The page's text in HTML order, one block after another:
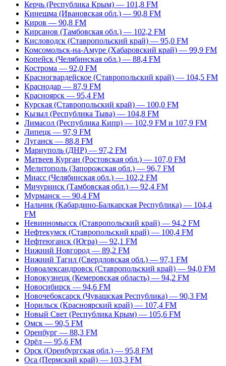
Керчь (Республика Крым) — 101,8 FM
Кинешма (Ивановская обл.) — 90,8 FM
Киров — 90,8 FM
Кирсанов (Тамбовская обл.) — 102,2 FM
Кисловодск (Ставропольский край) — 95,0 FM
Комсомольск-на-Амуре (Хабаровский край) — 99,9 FM
Копейск (Челябинская обл.) — 88,4 FM
Кострома — 92,0 FM
Красногвардейское (Ставропольский край) — 104,5 FM
Краснодар — 87,9 FM
Красноярск — 95,4 FM
Курская (Ставропольский край) — 100,0 FM
Кызыл (Республика Тыва) — 104,8 FM
Лимасол (Республика Кипр) — 102,9 FM и 107,9 FM
Липецк — 97,9 FM
Луганск — 88,8 FM
Мариуполь (ДНР) — 97,2 FM
Матвеев Курган (Ростовская обл.) — 107,0 FM
Мелитополь (Запорожская обл.) — 96,7 FM
Миасс (Челябинская обл.) — 102,2 FM
Мичуринск (Тамбовская обл.) — 92,4 FM
Мурманск — 90,4 FM
Нальчик (Кабардино-Балкарская Республика) — 104,4
FM
Невинномысск (Ставропольский край) — 94,2 FM
Нефтекумск (Ставропольский край) — 100,4 FM
Нефтеюганск (Югра) — 92,1 FM
Нижний Новгород — 89,2 FM
Нижний Тагил (Свердловская обл.) — 97,1 FM
Новоалександровск (Ставропольский край) — 94,0 FM
Новокузнецк (Кемеровская область) — 94,2 FM
Новосибирск — 94,6 FM
Новочебоксарск (Чувашская Республика) — 90,3 FM
Норильск (Красноярский край) — 107,4 FM
Новый Свет (Республика Крым) — 105,6 FM
Омск — 90,5 FM
Оренбург — 88,3 FM
Орёл — 95,6 FM
Орск (Оренбургская обл.) — 95,8 FM
Оса (Пермский край) — 103,3 FM